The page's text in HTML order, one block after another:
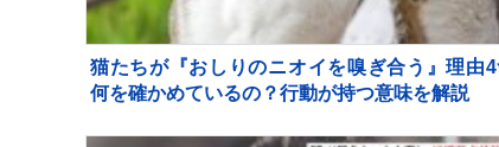
猫たちが『おしりのニオイを嗅ぎ合う』理由
何を確かめているの？行動が持つ意味を解説